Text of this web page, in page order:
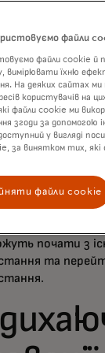
на
створюючи
більше
активів з
на довірі.
на
їм прості
Банкам не
почати з
та
файли
файли cookie й
вимірювати їхню
На деяких сайтах
користувачів на
файли cookie ми
згоди за допомогою
у вигляді
за винятком тих, які
файли cookie